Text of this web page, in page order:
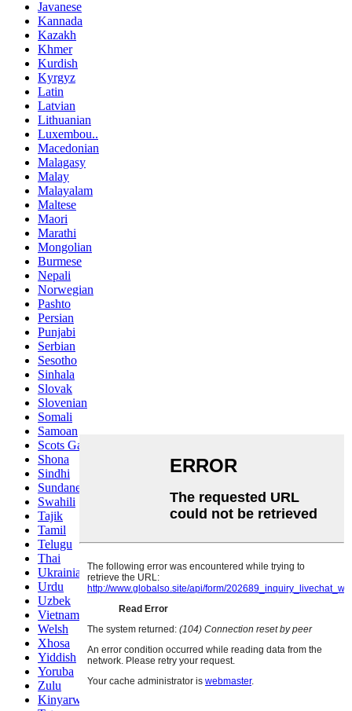
Javanese
Kannada
Kazakh
Khmer
Kurdish
Kyrgyz
Latin
Latvian
Lithuanian
Luxembou..
Macedonian
Malagasy
Malay
Malayalam
Maltese
Maori
Marathi
Mongolian
Burmese
Nepali
Norwegian
Pashto
Persian
Punjabi
Serbian
Sesotho
Sinhala
Slovak
Slovenian
Somali
Samoan
Scots Gaelic
Shona
Sindhi
Sundanese
Swahili
Tajik
Tamil
Telugu
Thai
Ukrainian
Urdu
Uzbek
Vietnamese
Welsh
Xhosa
Yiddish
Yoruba
Zulu
Kinyarwanda